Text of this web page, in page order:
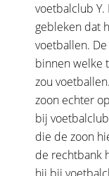
voetbalclub
gebleken dat
voetballen.
binnen welke
zou
zoon echter
bij
die de zoon
de rechtbank